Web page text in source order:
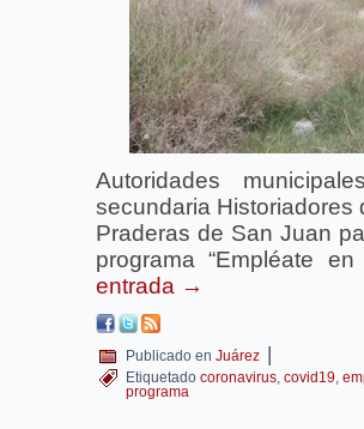
Autoridades
secundaria
Praderas de San Juan
programa “Empléate
entrada →
Publicado en Juárez |
Etiquetado coronavirus, covid19,
programa